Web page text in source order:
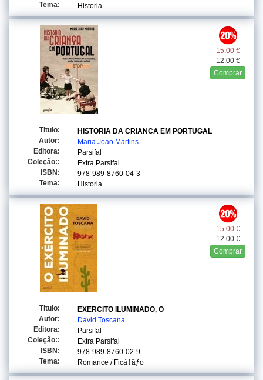
Tema:
Historia
15.00 €
12.00 €
Comprar
Titulo:
HISTORIA DA CRIANCA EM PORTUGAL
Autor:
Maria Joao Martins
Editora:
Parsifal
Coleção::
Extra Parsifal
ISBN:
978-989-8760-04-3
Tema:
Historia
15.00 €
12.00 €
Comprar
Titulo:
EXERCITO ILUMINADO, O
Autor:
David Toscana
Editora:
Parsifal
Coleção::
Extra Parsifal
ISBN:
978-989-8760-02-9
Tema:
Romance / Ficã‡ãƒo